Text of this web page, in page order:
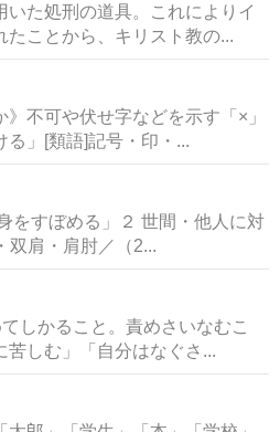
た処刑の道具。これによりイ
たことから、キリスト教の...
》不可や伏せ字などを示す「×」
」[類語]記号・印・...
をすぼめる」２ 世間・他人に対
双肩・肩肘／（2...
しかること。責めさいなむこ
しむ」「自分はなぐさ...